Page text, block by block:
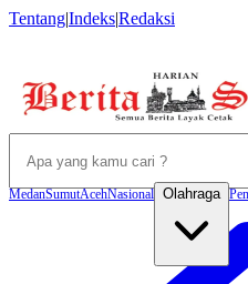
Tentang|Indeks|Redaksi
MedanSumutAcehNasional Olahraga